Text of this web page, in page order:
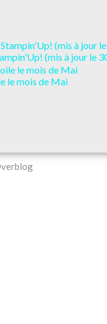
(mis à jour le
le mois de Mai